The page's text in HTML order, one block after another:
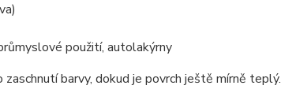
použití, autolakýrny
barvy, dokud je povrch ještě mírně teplý.